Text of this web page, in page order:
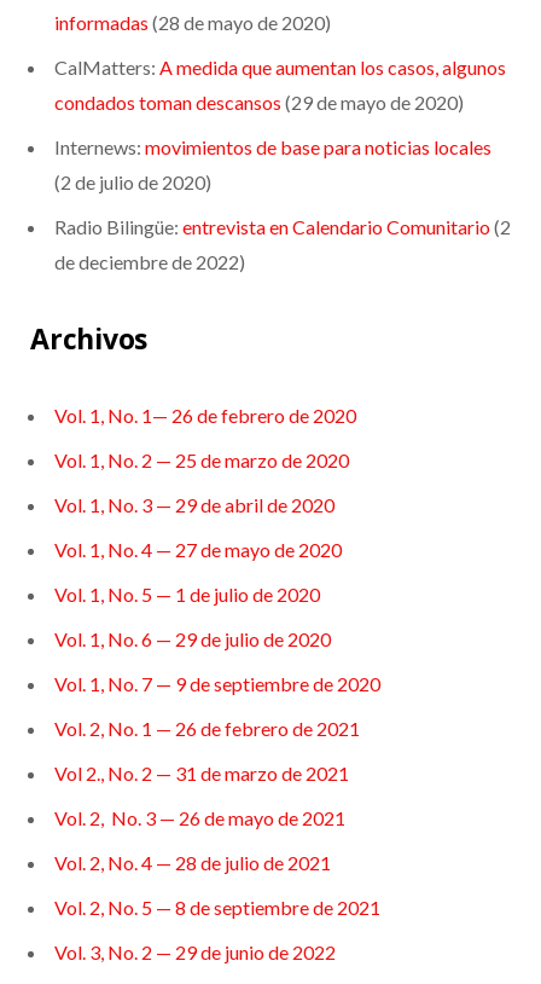
informadas (28 de mayo de 2020)
CalMatters: A medida que aumentan los casos, algunos
condados toman descansos (29 de mayo de 2020)
Internews: movimientos de base para noticias locales
(2 de julio de 2020)
Radio Bilingüe: entrevista en Calendario Comunitario(2
de deciembre de 2022)
Archivos
Vol. 1, No. 1— 26 de febrero de 2020
Vol. 1, No. 2 — 25 de marzo de 2020
Vol. 1, No. 3 — 29 de abril de 2020
Vol. 1, No. 4 — 27 de mayo de 2020
Vol. 1, No. 5 — 1 de julio de 2020
Vol. 1, No. 6 — 29 de julio de 2020
Vol. 1, No. 7 — 9 de septiembre de 2020
Vol. 2, No. 1 — 26 de febrero de 2021
Vol 2., No. 2 — 31 de marzo de 2021
Vol. 2, No. 3 — 26 de mayo de 2021
Vol. 2, No. 4 — 28 de julio de 2021
Vol. 2, No. 5 — 8 de septiembre de 2021
Vol. 3, No. 2 — 29 de junio de 2022